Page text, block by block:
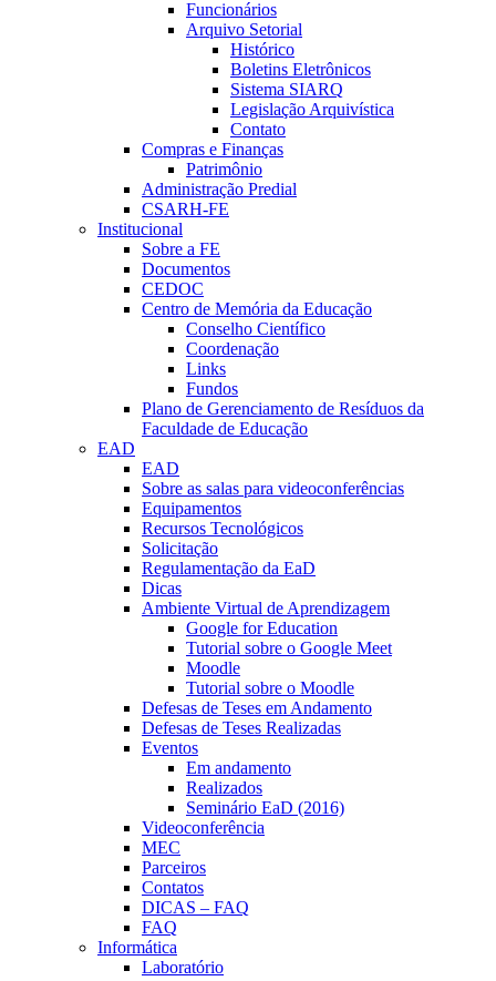
Funcionários
Arquivo Setorial
Histórico
Boletins Eletrônicos
Sistema SIARQ
Legislação Arquivística
Contato
Compras e Finanças
Patrimônio
Administração Predial
CSARH-FE
Institucional
Sobre a FE
Documentos
CEDOC
Centro de Memória da Educação
Conselho Científico
Coordenação
Links
Fundos
Plano de Gerenciamento de Resíduos da
Faculdade de Educação
EAD
EAD
Sobre as salas para videoconferências
Equipamentos
Recursos Tecnológicos
Solicitação
Regulamentação da EaD
Dicas
Ambiente Virtual de Aprendizagem
Google for Education
Tutorial sobre o Google Meet
Moodle
Tutorial sobre o Moodle
Defesas de Teses em Andamento
Defesas de Teses Realizadas
Eventos
Em andamento
Realizados
Seminário EaD (2016)
Videoconferência
MEC
Parceiros
Contatos
DICAS – FAQ
FAQ
Informática
Laboratório